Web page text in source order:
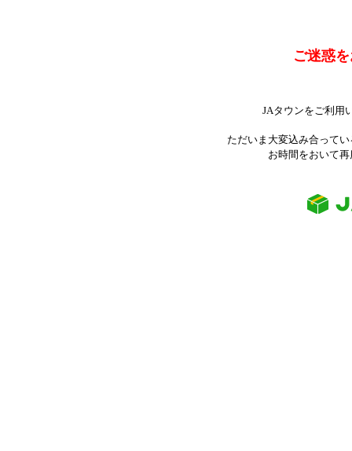
ご迷惑
JAタウンをご利用
ただいま大変込み合って
お時間をおいて